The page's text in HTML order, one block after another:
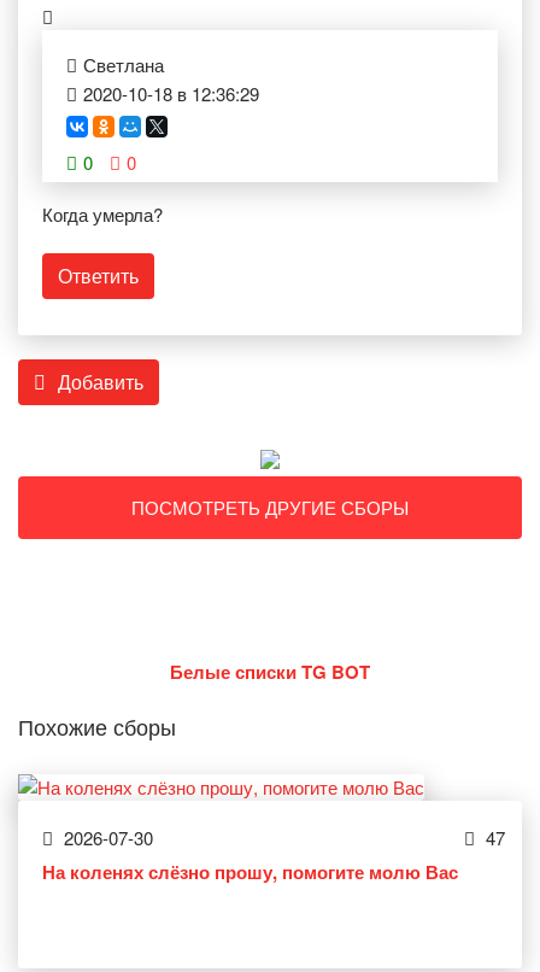
Светлана
2020-10-18 в 12:36:29
0 0
Когда умерла?
Ответить
Добавить
ПОСМОТРЕТЬ ДРУГИЕ СБОРЫ
Белые списки TG BOT
Похожие сборы
2026-07-30 47
На коленях слёзно прошу, помогите молю Вас